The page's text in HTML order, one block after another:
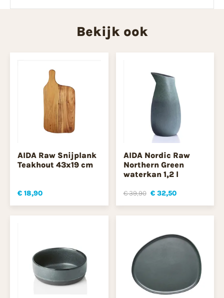
Bekijk ook
AIDA Raw Snijplank
Teakhout 43x19 cm
€ 18,90
AIDA Nordic Raw
Northern Green
waterkan 1,2 l
€ 39,90 € 32,50